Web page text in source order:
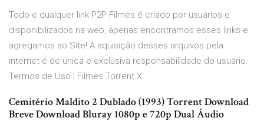
Todo e qualquer link P2P Filmes é criado por usuários e
disponibilizados na web, apenas encontramos esses links e
agregamos ao Site! A aquisição desses arquivos pela
internet é de única e exclusiva responsabilidade do usuário.
Termos de Uso | Filmes Torrent X
Cemitério Maldito 2 Dublado (1993) Torrent Download
Breve Download Bluray 1080p e 720p Dual Áudio